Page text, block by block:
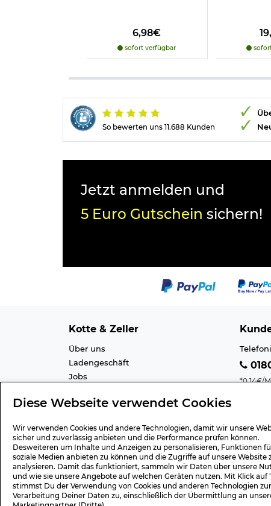
Diese Webseite verwendet Cookies
Wir verwenden Cookies und andere Technologien, damit wir unsere
sicher und zuverlässig anbieten und die Performance prüfen können.
Desweiteren um Inhalte und Anzeigen zu personalisieren, Funktionen
soziale Medien anbieten zu können und die Zugriffe auf unsere Website
analysieren. Damit das funktioniert, sammeln wir Daten über unsere
und wie sie unsere Angebote auf welchen Geräten nutzen. Mit Klick auf
stimmst Du der Verwendung von Cookies und anderen Technologien zur
Verarbeitung Deiner Daten zu, einschließlich der Übermittlung an
6,98€
sofort verfügbar
So bewerten uns 11.688 Kunden
Jetzt anmelden und
5 Euro Gutschein sichern!
Kotte & Zeller
Über uns
Ladengeschäft
Jobs
Datenschutz
Impressum
*0,14€/
Lexikon
Geschenk-Gutscheine
Wert 15,- Euro